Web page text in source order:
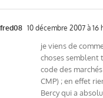
fred08 10 décembre 2007 à 16
je viens de
choses semblent
code des
CMP) ; en effet
Bercy qui a